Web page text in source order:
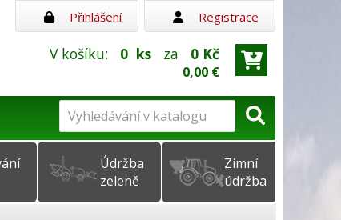
Přihlášení Registrace
V košíku: 0 ks za 0 Kč
0,00 €
Údržba
zeleně
Zimní
údržba